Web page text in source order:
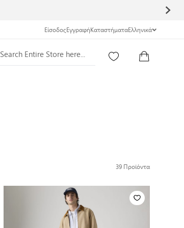
ΕίσοδοςΕγγραφήΚαταστήματαΕλληνικά
Search Entire Store here...
39Προϊόντα